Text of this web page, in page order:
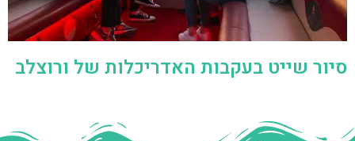
סיור שייט בעקבות האדריכלות של ורוצלב